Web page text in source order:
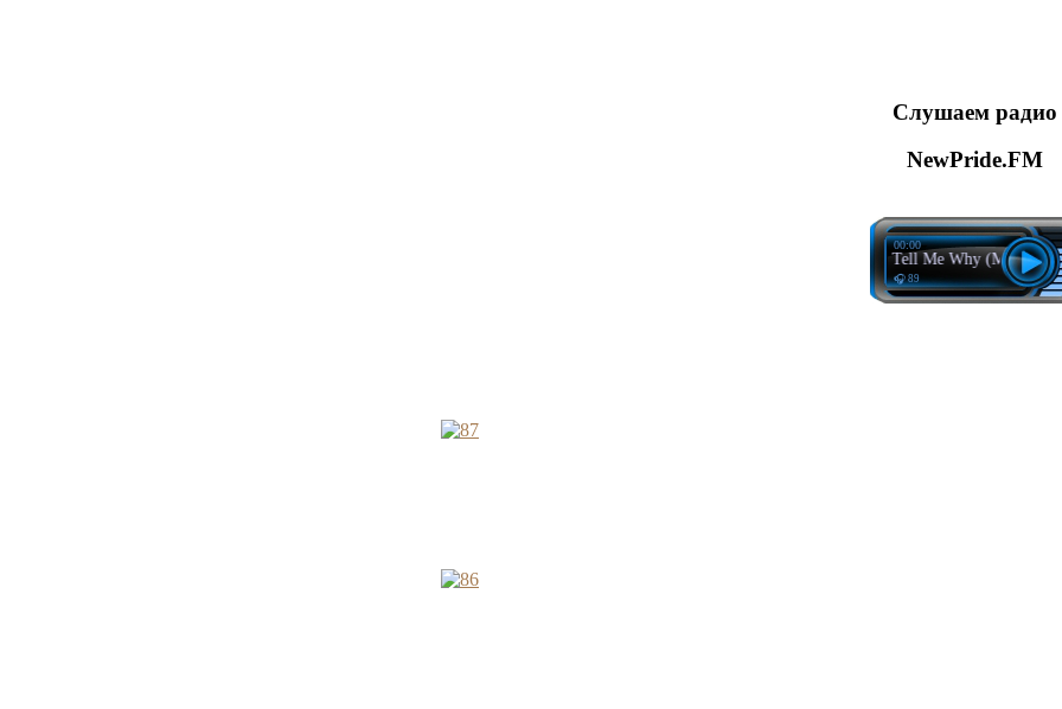
Слушаем радио
NewPride.FM
Supermode - Tell Me Why (MEDUZA
00:00
🎧 89